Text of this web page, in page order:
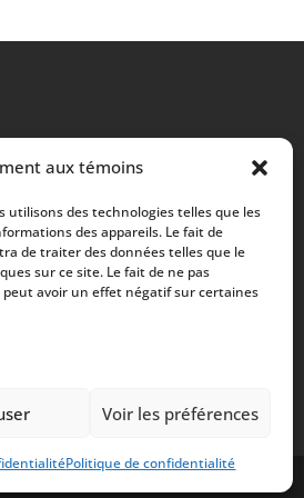
aux témoins
utilisons des technologies telles que les
des appareils. Le fait de
de traiter des données telles que le
sur ce site. Le fait de ne pas
avoir un effet négatif sur certaines
Voir les préférences
Politique de confidentialité